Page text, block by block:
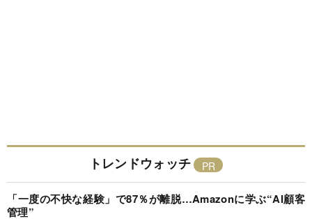
トレンドウォッチ
「一度の不快な経験」で87％が離脱…Amazonに学ぶ“AI顧客
管理”